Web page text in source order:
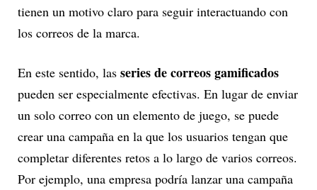
tienen un motivo claro para seguir interactuando con
los correos de la marca.
En este sentido, las series de correos gamificados
pueden ser especialmente efectivas. En lugar de enviar
un solo correo con un elemento de juego, se puede
crear una campaña en la que los usuarios tengan que
completar diferentes retos a lo largo de varios correos.
Por ejemplo, una empresa podría lanzar una campaña